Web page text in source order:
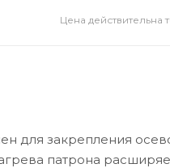
Цена действительна
для закрепления
патрона